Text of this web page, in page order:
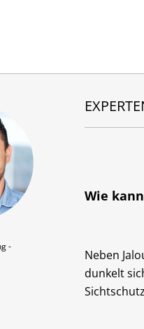
-
Wie
Neben
dunkelt